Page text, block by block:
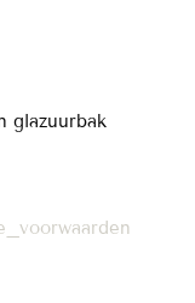
glazuurbak